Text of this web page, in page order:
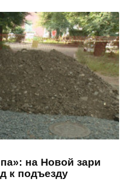
на Новой зари
к подъезду